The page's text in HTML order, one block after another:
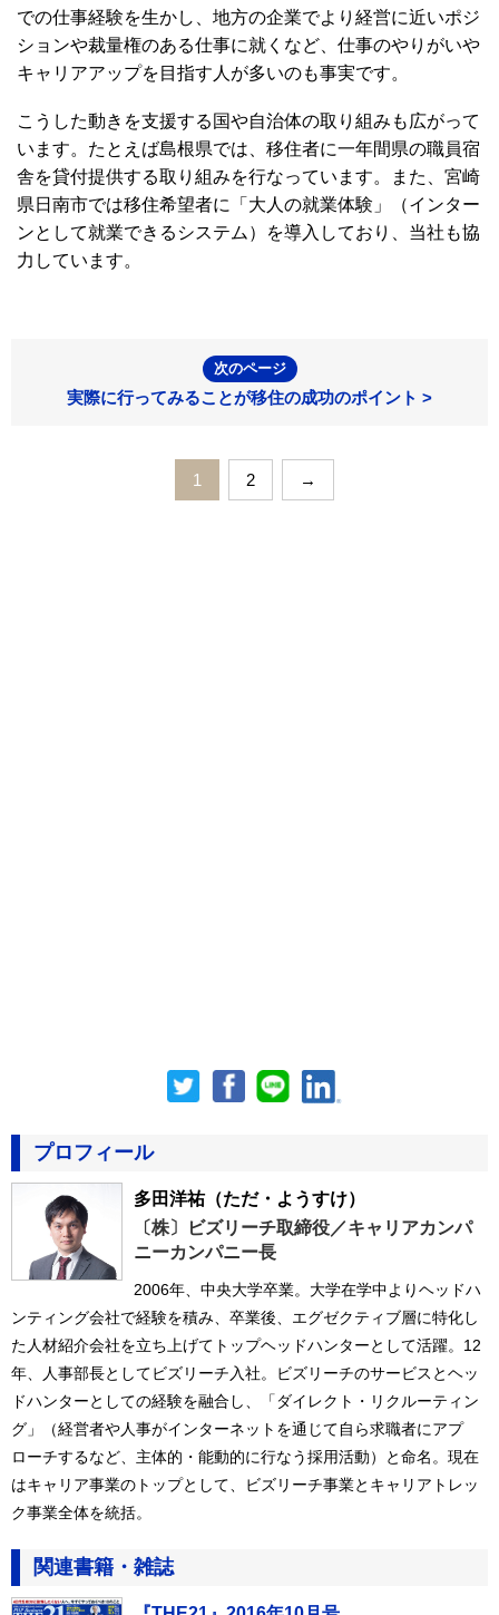
での仕事経験を生かし、地方の企業でより経営に近いポジ
ションや裁量権のある仕事に就くなど、仕事のやりがいや
キャリアアップを目指す人が多いのも事実です。
こうした動きを支援する国や自治体の取り組みも広がって
います。たとえば島根県では、移住者に一年間県の職員宿
舎を貸付提供する取り組みを行なっています。また、宮崎
県日南市では移住希望者に「大人の就業体験」（インター
ンとして就業できるシステム）を導入しており、当社も協
力しています。
次のページ
実際に行ってみることが移住の成功のポイント >
1 2 →
プロフィール
多田洋祐（ただ・ようすけ）
〔株〕ビズリーチ取締役／キャリアカンパ
ニーカンパニー長
2006年、中央大学卒業。大学在学中よりヘッドハ
ンティング会社で経験を積み、卒業後、エグゼクティブ層に特化し
た人材紹介会社を立ち上げてトップヘッドハンターとして活躍。12
年、人事部長としてビズリーチ入社。ビズリーチのサービスとヘッ
ドハンターとしての経験を融合し、「ダイレクト・リクルーティン
グ」（経営者や人事がインターネットを通じて自ら求職者にアプ
ローチするなど、主体的・能動的に行なう採用活動）と命名。現在
はキャリア事業のトップとして、ビズリーチ事業とキャリアトレッ
ク事業全体を統括。
関連書籍・雑誌